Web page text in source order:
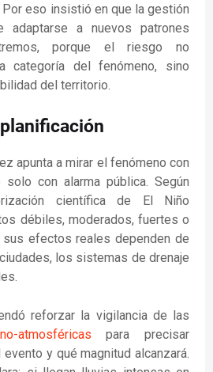
eso insistió en que la gestión
adaptarse a nuevos patrones
porque el riesgo no
categoría del fenómeno, sino
del territorio.
apunta a mirar el fenómeno con
con alarma pública. Según
científica de El Niño
débiles, moderados, fuertes o
sus efectos reales dependen de
los sistemas de drenaje
reforzar la vigilancia de las
atmosféricas para precisar
y qué magnitud alcanzará.